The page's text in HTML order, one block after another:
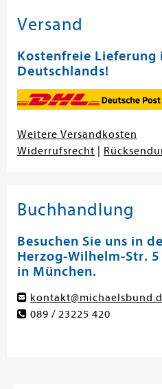
Versand
Kostenfreie Lieferung
Deutschlands!
Weitere Versandkosten
Widerrufsrecht
Buchhandlung
Besuchen Sie uns in
Herzog-Wilhelm-Str. 5
in München.
089 / 23225 420